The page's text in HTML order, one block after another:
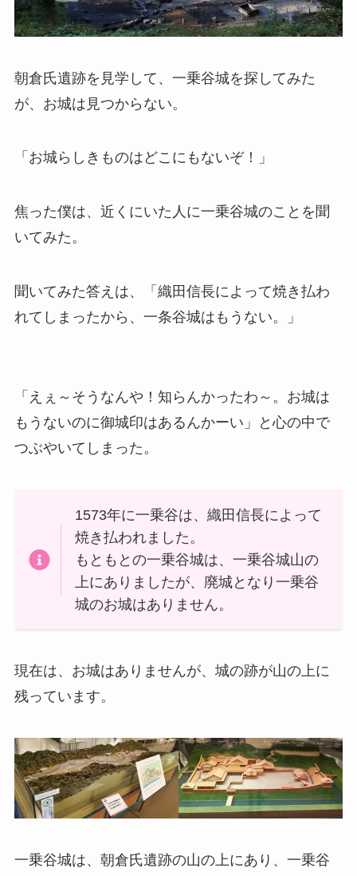
朝倉氏遺跡を見学して、一乗谷城を探してみた
が、お城は見つからない。
「お城らしきものはどこにもないぞ！」
焦った僕は、近くにいた人に一乗谷城のことを聞
いてみた。
聞いてみた答えは、「織田信長によって焼き払わ
れてしまったから、一条谷城はもうない。」
「えぇ～そうなんや！知らんかったわ～。お城は
もうないのに御城印はあるんかーい」と心の中で
つぶやいてしまった。
1573年に一乗谷は、織田信長によって
焼き払われました。
もともとの一乗谷城は、一乗谷城山の
上にありましたが、廃城となり一乗谷
城のお城はありません。
現在は、お城はありませんが、城の跡が山の上に
残っています。
一乗谷城は、朝倉氏遺跡の山の上にあり、一乗谷